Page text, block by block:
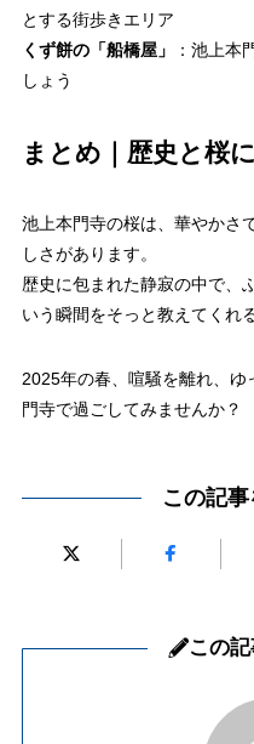
とする街歩きエリア
くず餅の「船橋屋」
：池上本
しょう
まとめ｜歴史と桜
池上本門寺の桜は、華やかさ
しさがあります。
歴史に包まれた静寂の中で、
いう瞬間をそっと教えてくれ
2025年の春、喧騒を離れ、
門寺で過ごしてみませんか？
この記
この